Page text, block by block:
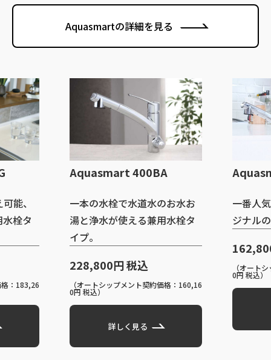
Aquasmartの詳細を見る
水のお水お
兼用水栓タ
契約価格：160,16
る
Aquasmart 400BB
一番人気、マルチピュアオリ
ジナルの専用水栓タイプ。
162,800円 税込
（オートシップメント契約価格：113,96